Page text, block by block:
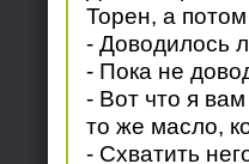
Торен, а потом
- Доводилось
- Пока не
- Вот что я
то же масло,
- Схватить